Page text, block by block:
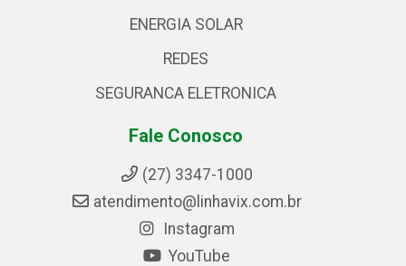
ENERGIA SOLAR
REDES
SEGURANCA ELETRONICA
Fale Conosco
(27) 3347-1000
atendimento@linhavix.com.br
Instagram
YouTube